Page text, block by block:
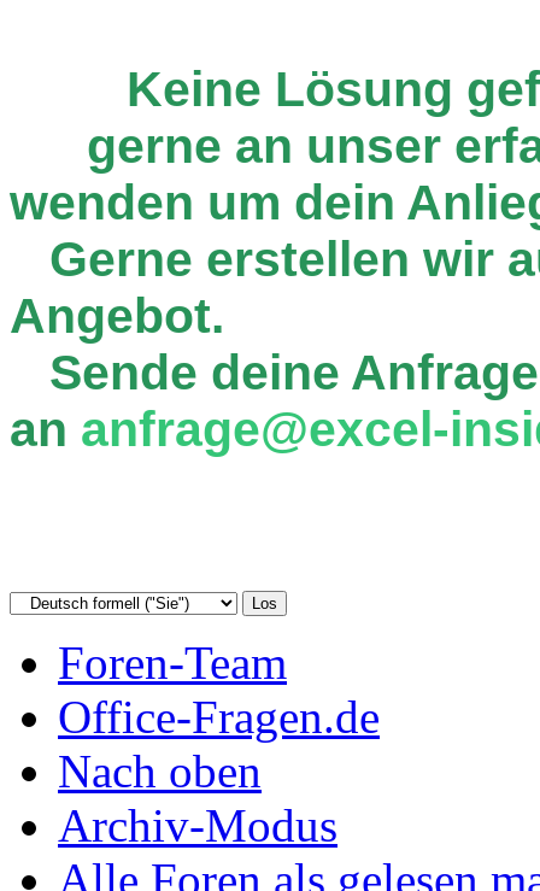
Keine Lösung
gerne an unser
wenden um dein
Gerne erstellen wir
Angebot.
Sende deine
an anfrage@excel-
Foren-Team
Office-Fragen.de
Nach oben
Archiv-Modus
Alle Foren als gelesen